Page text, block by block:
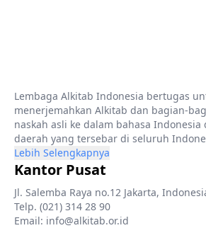
Lembaga Alkitab Indonesia bertugas
menerjemahkan Alkitab dan bagian-
naskah asli ke dalam bahasa Indonesia
daerah yang tersebar di seluruh
Lebih Selengkapnya
Kantor Pusat
Jl. Salemba Raya no.12 Jakarta,
Telp. (021) 314 28 90
Email: info@alkitab.or.id